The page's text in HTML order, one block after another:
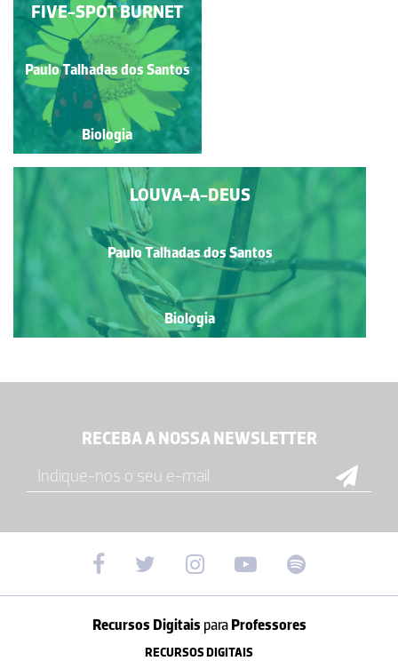
FIREBUG
Paulo Talhadas dos Santos
Biologia
FIVE-SPOT BURNET
Paulo Talhadas dos Santos
Biologia
LOUVA-A-DEUS
Paulo Talhadas dos Santos
Biologia
RECEBA A NOSSA NEWSLETTER
Recursos Digitais paraProfessores
RECURSOS DIGITAIS